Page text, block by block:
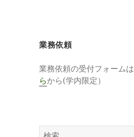
業務依頼
業務依頼の受付フォームは
らから(学内限定）
検